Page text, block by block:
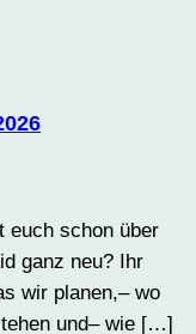
euch schon über
ganz neu? Ihr
wir planen,– wo
und– wie […]